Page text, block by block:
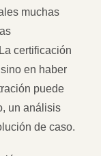
muchas
certificación
en haber
puede
un análisis
de caso.